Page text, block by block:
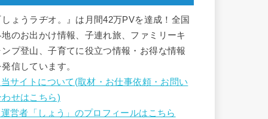
しょうラヂオ。』は月間42万PVを達成！全国
地のお出かけ情報、子連れ旅、ファミリーキ
ンプ登山、子育てに役立つ情報・お得な情報
信しています。
サイトについて(取材・お仕事依頼・お問い
わせはこちら)
営者「しょう」のプロフィールはこちら